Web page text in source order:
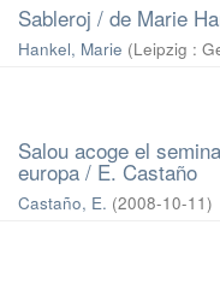
Sableroj / de Marie
Hankel, Marie (Leipzig :
Salou acoge el
europa / E. Castaño
Castaño, E. (2008-10-11)